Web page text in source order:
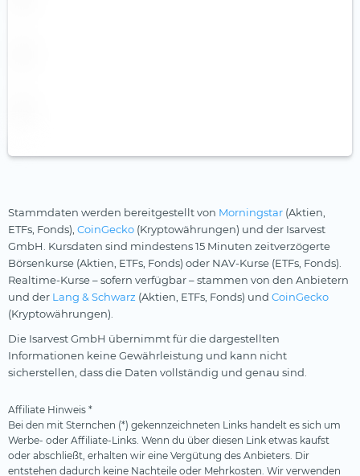
Stammdaten werden bereitgestellt von Morningstar (Aktien,
ETFs, Fonds), CoinGecko (Kryptowährungen) und der Isarvest
GmbH. Kursdaten sind mindestens 15 Minuten zeitverzögerte
Börsenkurse (Aktien, ETFs, Fonds) oder NAV-Kurse (ETFs, Fonds).
Realtime-Kurse – sofern verfügbar – stammen von den Anbietern
und der Lang & Schwarz (Aktien, ETFs, Fonds) und CoinGecko
(Kryptowährungen).
Die Isarvest GmbH übernimmt für die dargestellten
Informationen keine Gewährleistung und kann nicht
sicherstellen, dass die Daten vollständig und genau sind.
Affiliate Hinweis *
Bei den mit Sternchen (*) gekennzeichneten Links handelt es sich um
Werbe- oder Affiliate-Links. Wenn du über diesen Link etwas kaufst
oder abschließt, erhalten wir eine Vergütung des Anbieters. Dir
entstehen dadurch keine Nachteile oder Mehrkosten. Wir verwenden